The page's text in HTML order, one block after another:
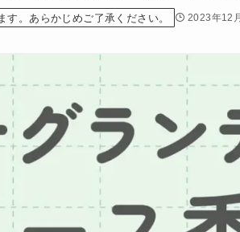
。あらかじめご了承ください。 2023年12